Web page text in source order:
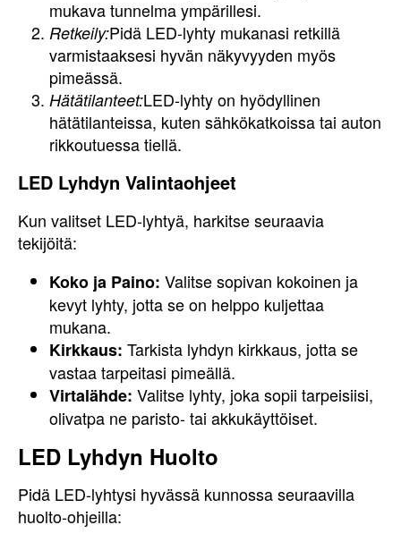
mukava tunnelma ympärillesi.
Retkeily:Pidä LED-lyhty mukanasi retkillä
varmistaaksesi hyvän näkyvyyden myös
pimeässä.
Hätätilanteet:LED-lyhty on hyödyllinen
hätätilanteissa, kuten sähkökatkoissa tai auton
rikkoutuessa tiellä.
LED Lyhdyn Valintaohjeet
Kun valitset LED-lyhtyä, harkitse seuraavia
tekijöitä:
Koko ja Paino: Valitse sopivan kokoinen ja
kevyt lyhty, jotta se on helppo kuljettaa
mukana.
Kirkkaus: Tarkista lyhdyn kirkkaus, jotta se
vastaa tarpeitasi pimeällä.
Virtalähde: Valitse lyhty, joka sopii tarpeisiisi,
olivatpa ne paristo- tai akkukäyttöiset.
LED Lyhdyn Huolto
Pidä LED-lyhtysi hyvässä kunnossa seuraavilla
huolto-ohjeilla: